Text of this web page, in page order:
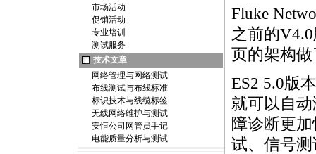
市场活动
促销活动
专业培训
测试服务
技术文章
网络管理与网络测试
布线测试与布线标准
标识技术与线缆标签
无线网络维护与测试
安恒公司网管员手记
电能质量分析与测试
Fluke
之前的
页的架构
ES2 5.0版
就可以自
障诊断更
试、信号